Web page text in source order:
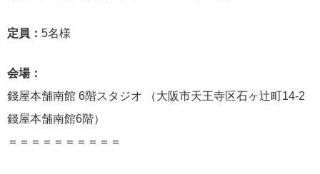
定員： 5名様
会場：
錢屋本舗南館 6階スタジオ （大阪市天王寺区石ヶ辻町14-2
錢屋本舗南館6階）
＝＝＝＝＝＝＝＝＝＝